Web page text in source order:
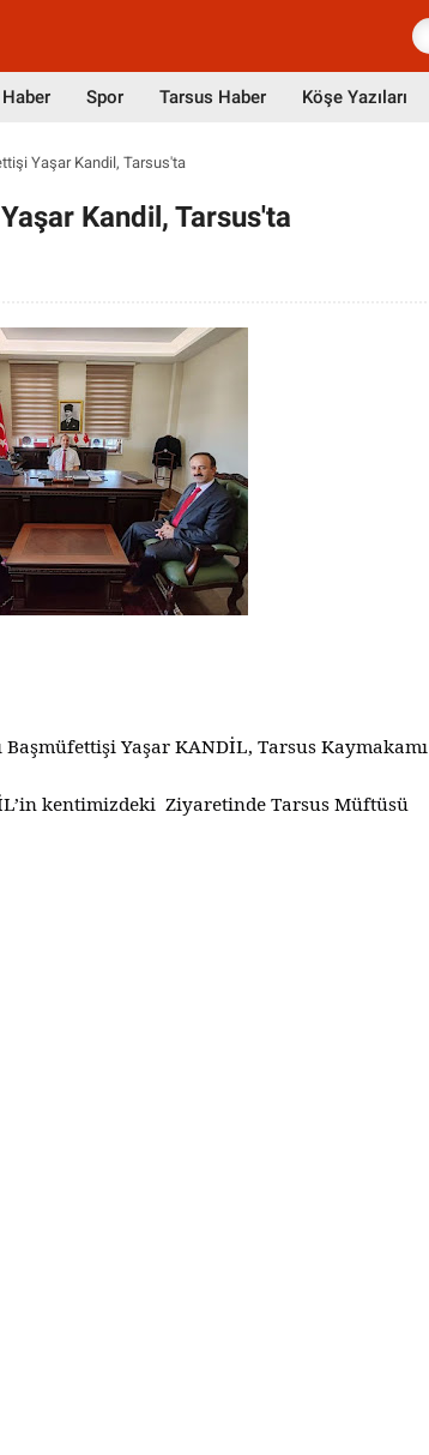
Spor Tarsus Haber Köşe Yazıları
Yaşar Kandil, Tarsus'ta
Kandil, Tarsus'ta
Yaşar KANDİL, Tarsus Kaymakamı
kentimizdeki Ziyaretinde Tarsus Müftüsü